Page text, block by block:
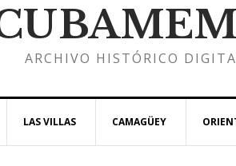
ARCHIVO HISTÓRICO
LAS VILLAS CAMAGÜEY